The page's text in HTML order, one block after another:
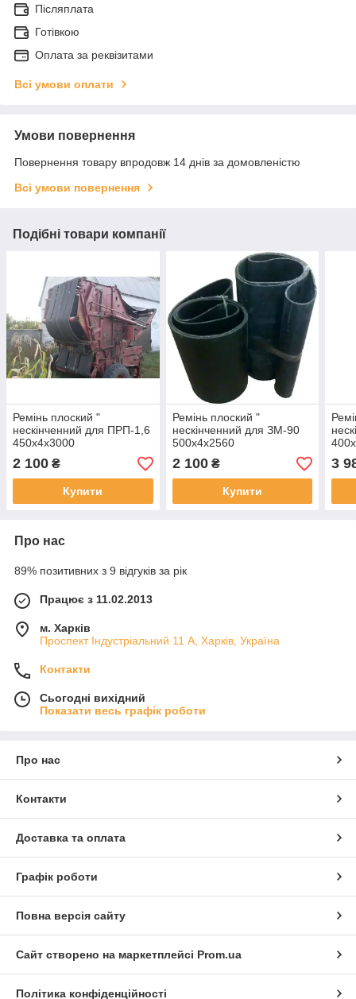
Післяплата
Готівкою
Оплата за реквізитами
Всі умови оплати
Умови повернення
Повернення товару впродовж 14 днів за домовленістю
Всі умови повернення
Подібні товари компанії
Ремінь плоский "
нескінченний для ПРП-1,6
450х4х3000
2 100 ₴
Купити
Ремінь плоский "
нескінченний для ЗМ-90
500х4х2560
2 100₴
Купити
3
Про нас
89% позитивних з 9 відгуків за рік
Працює з 11.02.2013
м. Харків
Проспект Індустріальний 11 А, Харків, Україна
Контакти
Сьогодні вихідний
Показати весь графік роботи
Про нас
Контакти
Доставка та оплата
Графік роботи
Повна версія сайту
Сайт створено на маркетплейсі Prom.ua
Політика конфіденційності